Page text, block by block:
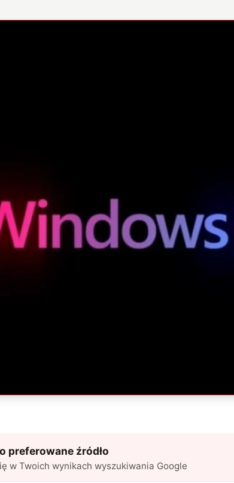
preferowane źródło
w Twoich wynikach wyszukiwania Google